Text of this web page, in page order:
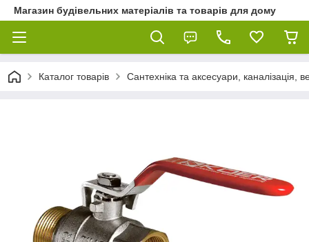
Магазин будівельних матеріалів та товарів для дому
Каталог товарів Сантехніка та аксесуари, каналізація,